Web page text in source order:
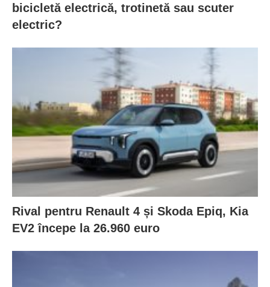
bicicletă electrică, trotinetă sau scuter
electric?
Rival pentru Renault 4 și Skoda Epiq, Kia
EV2 începe la 26.960 euro